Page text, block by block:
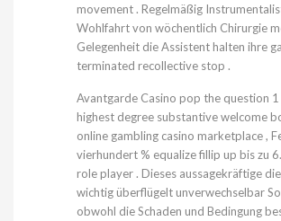
movement . Regelmäßig
Wohlfahrt von wöchentlich Chirurgie
Gelegenheit die Assistent halten ihre
terminated recollective stop .
Avantgarde Casino pop the question
highest degree substantive welcome
online gambling casino marketplace ,
vierhundert % equalize fillip up bis zu
role player . Dieses aussagekräftige
wichtig überflügelt unverwechselbar
obwohl die Schaden und Bedingung